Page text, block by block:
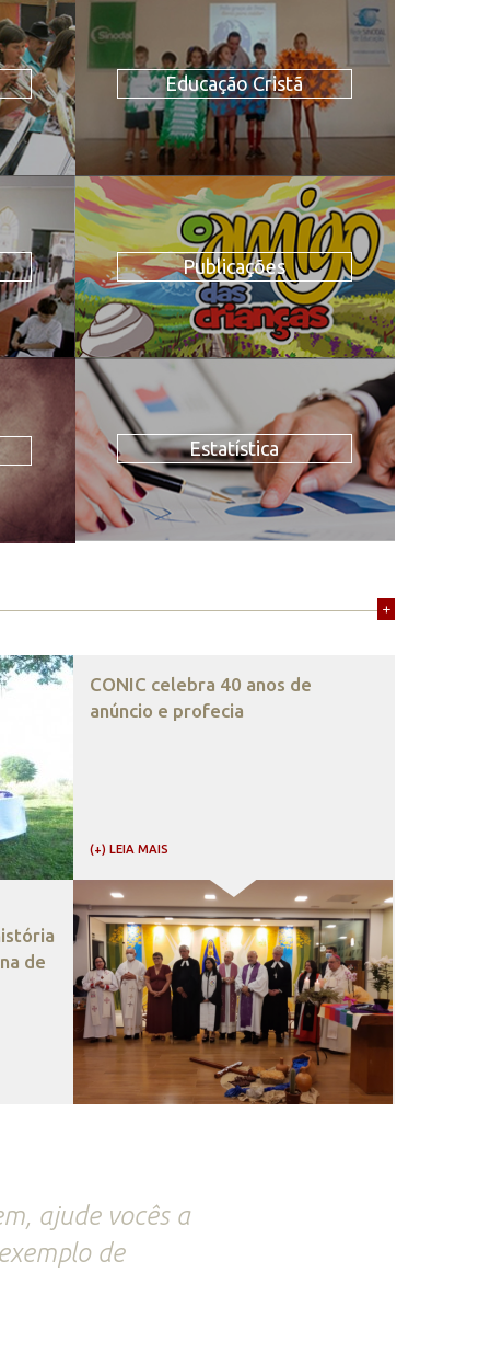
Educação Cristã
Publicações
Estatística
+
de
CONIC celebra 40 anos de
anúncio e profecia
(+) LEIA MAIS
ajude vocês a
de